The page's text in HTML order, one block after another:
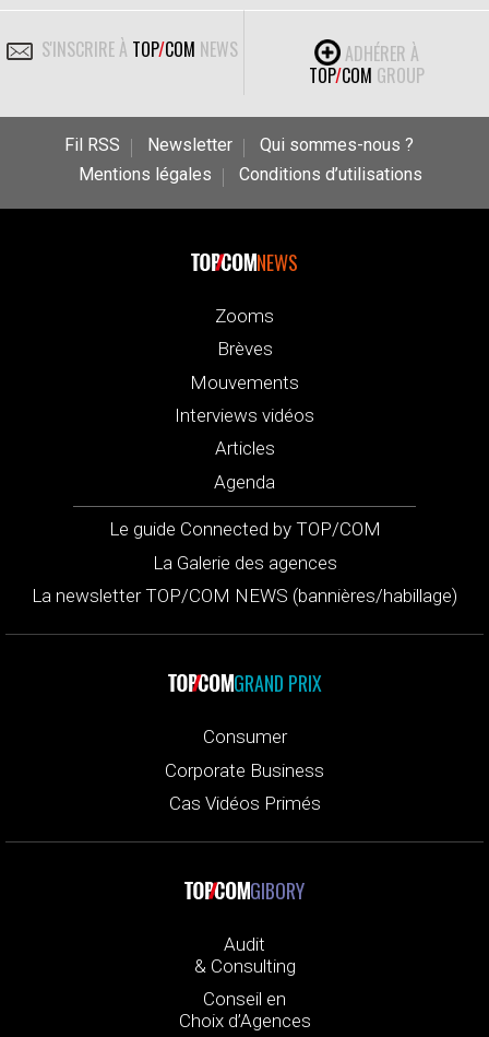
S'INSCRIRE À TOP/COM NEWS
ADHÉRER À
TOP/COM GROUP
Fil RSS Newsletter
Qui sommes-nous ?
Mentions légales
Conditions d’utilisations
NEWS
Zooms
Brèves
Mouvements
Interviews vidéos
Articles
Agenda
Le guide Connected by TOP/COM
La Galerie des agences
La newsletter TOP/COM NEWS (bannières/habillage)
GRAND PRIX
Consumer
Corporate Business
Cas Vidéos Primés
GIBORY
Audit
& Consulting
Conseil en
Choix d’Agences